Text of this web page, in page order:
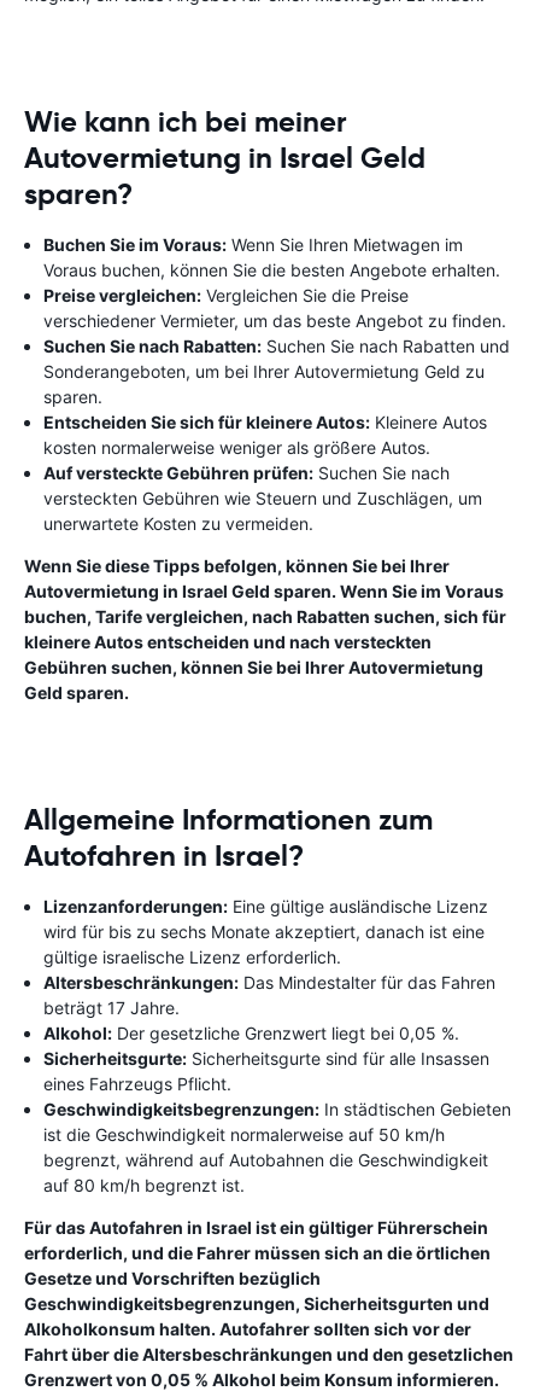
Wie kann ich bei meiner
Autovermietung in Israel Geld
sparen?
Buchen Sie im Voraus: Wenn Sie Ihren Mietwagen im
Voraus buchen, können Sie die besten Angebote erhalten.
Preise vergleichen: Vergleichen Sie die Preise
verschiedener Vermieter, um das beste Angebot zu finden.
Suchen Sie nach Rabatten: Suchen Sie nach Rabatten und
Sonderangeboten, um bei Ihrer Autovermietung Geld zu
sparen.
Entscheiden Sie sich für kleinere Autos: Kleinere Autos
kosten normalerweise weniger als größere Autos.
Auf versteckte Gebühren prüfen: Suchen Sie nach
versteckten Gebühren wie Steuern und Zuschlägen, um
unerwartete Kosten zu vermeiden.
Wenn Sie diese Tipps befolgen, können Sie bei Ihrer
Autovermietung in Israel Geld sparen. Wenn Sie im Voraus
buchen, Tarife vergleichen, nach Rabatten suchen, sich für
kleinere Autos entscheiden und nach versteckten
Gebühren suchen, können Sie bei Ihrer Autovermietung
Geld sparen.
Allgemeine Informationen zum
Autofahren in Israel?
Lizenzanforderungen: Eine gültige ausländische Lizenz
wird für bis zu sechs Monate akzeptiert, danach ist eine
gültige israelische Lizenz erforderlich.
Altersbeschränkungen: Das Mindestalter für das Fahren
beträgt 17 Jahre.
Alkohol: Der gesetzliche Grenzwert liegt bei 0,05 %.
Sicherheitsgurte: Sicherheitsgurte sind für alle Insassen
eines Fahrzeugs Pflicht.
Geschwindigkeitsbegrenzungen: In städtischen Gebieten
ist die Geschwindigkeit normalerweise auf 50 km/h
begrenzt, während auf Autobahnen die Geschwindigkeit
auf 80 km/h begrenzt ist.
Für das Autofahren in Israel ist ein gültiger Führerschein
erforderlich, und die Fahrer müssen sich an die örtlichen
Gesetze und Vorschriften bezüglich
Geschwindigkeitsbegrenzungen, Sicherheitsgurten und
Alkoholkonsum halten. Autofahrer sollten sich vor der
Fahrt über die Altersbeschränkungen und den gesetzlichen
Grenzwert von 0,05 % Alkohol beim Konsum informieren.